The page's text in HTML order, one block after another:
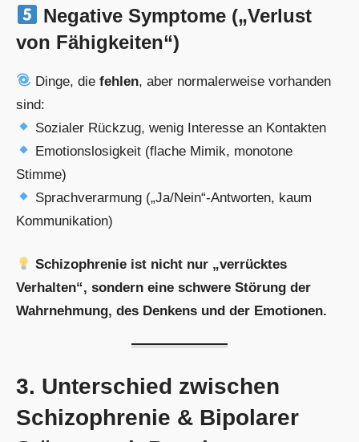
Negative Symptome („Verlust
von Fähigkeiten“)
Dinge, diefehlen, aber normalerweise vorhanden
sind:
Sozialer Rückzug, wenig Interesse an Kontakten
Emotionslosigkeit (flache Mimik, monotone
Stimme)
Sprachverarmung („Ja/Nein“-Antworten, kaum
Kommunikation)
Schizophrenie ist nicht nur „verrücktes
Verhalten“, sondern eine schwere Störung der
Wahrnehmung, des Denkens und der Emotionen.
3. Unterschied zwischen
Schizophrenie & Bipolarer